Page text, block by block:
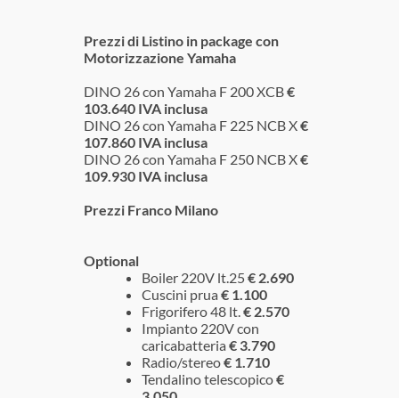
Prezzi di Listino in package con
Motorizzazione Yamaha
DINO 26 con Yamaha F 200 XCB€
103.640 IVA inclusa
DINO 26 con Yamaha F 225 NCB X€
107.860 IVA inclusa
DINO 26 con Yamaha F 250 NCB X€
109.930 IVA inclusa
Prezzi Franco Milano
Optional
Boiler 220V lt.25€ 2.690
Cuscini prua € 1.100
Frigorifero 48 lt.€ 2.570
Impianto 220V con
caricabatteria € 3.790
Radio/stereo€ 1.710
Tendalino telescopico€